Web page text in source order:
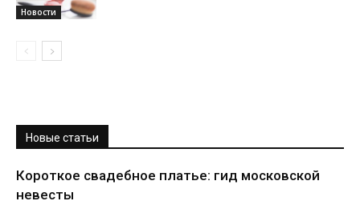
Новости
Новые статьи
Короткое свадебное платье: гид московской
невесты